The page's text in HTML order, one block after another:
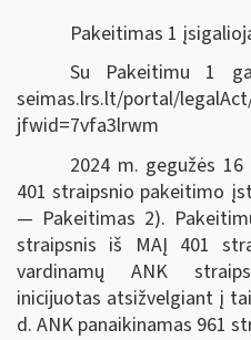
Pakeitimas 1
Su Pakeitimu 1
seimas.lrs.lt/portal/
jfwid=7vfa3lrwm
2024 m. gegužės
401 straipsnio pakeitimo
— Pakeitimas 2).
straipsnis iš MAĮ 401
vardinamų ANK
inicijuotas atsižvelgiant į
d. ANK panaikinamas 961